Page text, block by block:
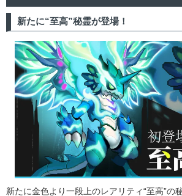
新たに“至高”秘霊が登場！
新たに金色より一段上のレアリティ“至高”の